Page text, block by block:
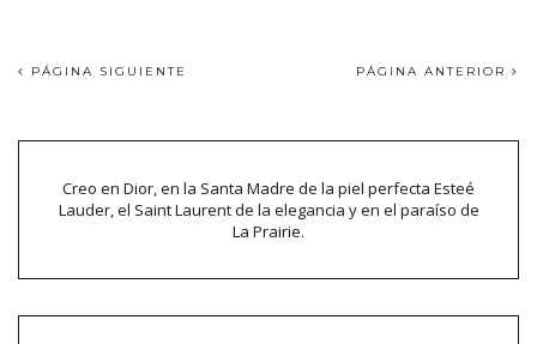
PÁGINA SIGUIENTE PÁGINA ANTERIOR
Creo en Dior, en la Santa Madre de la piel perfecta Esteé
Lauder, el Saint Laurent de la elegancia y en el paraíso de
La Prairie.